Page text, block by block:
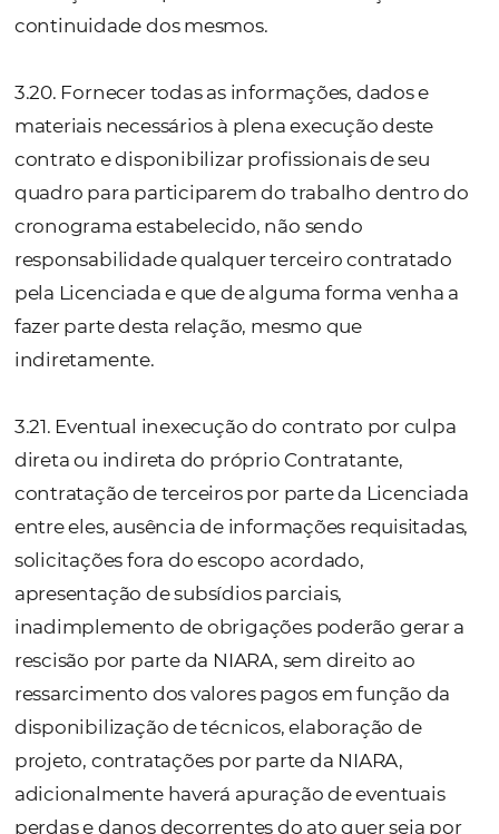
Eventuais trabalhos contratados e
NIARA permanecerá titular da propriedade
intelectual e por isso poderá comercializar
utilizá-lo como melhor lhe aprouver.
3.16. Qualquer produto ou desenvolvimento
criado, não poderá ser replicado a
empresa ou terceiro interessado, nem
expressa autorização para essa finalidade,
inclusive após o final do presente contrato.
vez ocorrido o desenvolvimento a
intelectual será mantida pela NIARA, sendo
qualquer atividade que possa ir em sentido
contrário sem autorização da
NIARA, será caracterizado como
da presente cláusula poderá gerar
de divulgação, exploração ou utilização,
autorização, de conhecimentos,
dados confidenciais utilizáveis prestação de